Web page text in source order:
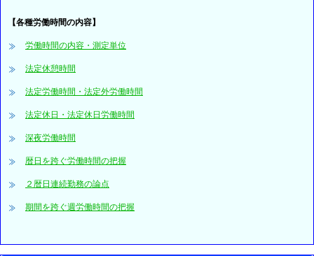
【各種労働時間の内容】
労働時間の内容・測定単位
法定休憩時間
法定労働時間・法定外労働時間
法定休日・法定休日労働時間
深夜労働時間
暦日を跨ぐ労働時間の把握
２暦日連続勤務の論点
期間を跨ぐ週労働時間の把握